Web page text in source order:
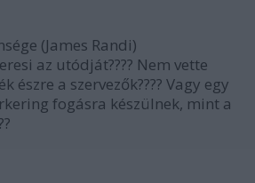
(James Randi)
az utódját???? Nem vette
észre a szervezők???? Vagy egy
fogásra készülnek, mint a